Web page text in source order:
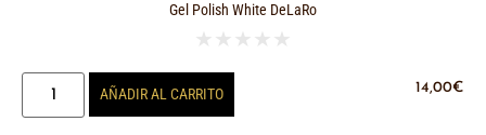
Gel Polish White DeLaRo
★ ★ ★ ★ ★
14,00€
AÑADIR AL CARRITO